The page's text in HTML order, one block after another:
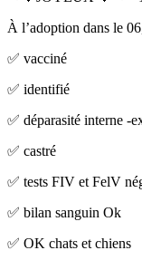
À l’adoption dans le
✅ vacciné
✅ identifié
✅ déparasité interne -
✅ castré
✅ tests FIV et FelV
✅ bilan sanguin Ok
✅ OK chats et chiens